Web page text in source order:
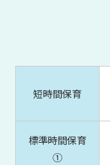
短時間保育
標準時間保育
①